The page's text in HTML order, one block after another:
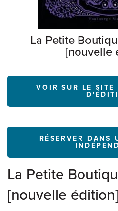
La Petite
[nouvelle
VOIR SUR LE SITE
RÉSERVER DANS
La Petite
[nouvelle édition]